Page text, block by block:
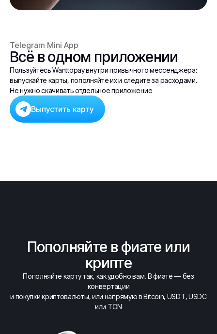
Telegram Mini App
Всё в одном приложении
Пользуйтесь Wanttopay внутри привычного мессенджера:
выпускайте карты, пополняйте их и следите за расходами.
Не нужно скачивать отдельное приложение
Выпустить карту
Пополняйте в фиате или
крипте
Пополняйте карту так, как удобно вам. В фиате — без
конвертации
и покупки криптовалюты, или напрямую в Bitcoin, USDT, USDC
или TON